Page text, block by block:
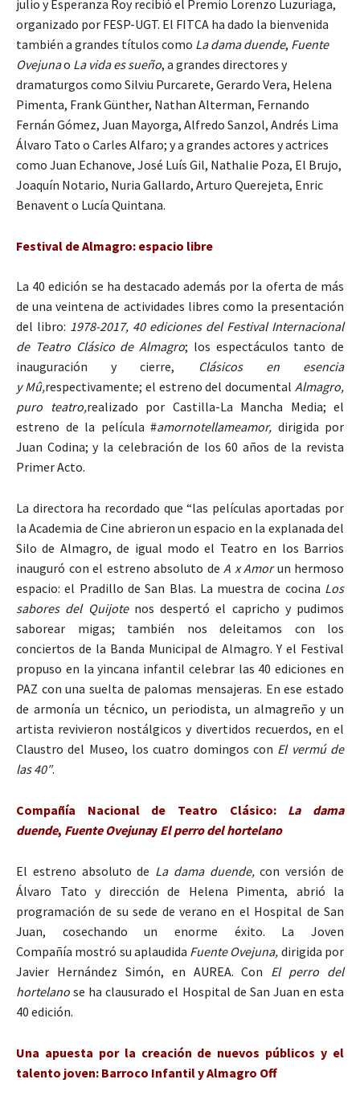
julio y Esperanza Roy recibió el Premio Lorenzo Luzuriaga,
organizado por FESP-UGT. El FITCA ha dado la bienvenida
también a grandes títulos como La dama duende, Fuente
Ovejunao La vida es sueño, a grandes directores y
dramaturgos como Silviu Purcarete, Gerardo Vera, Helena
Pimenta, Frank Günther, Nathan Alterman, Fernando
Fernán Gómez, Juan Mayorga, Alfredo Sanzol, Andrés Lima
Álvaro Tato o Carles Alfaro; y a grandes actores y actrices
como Juan Echanove, José Luís Gil, Nathalie Poza, El Brujo,
Joaquín Notario, Nuria Gallardo, Arturo Querejeta, Enric
Benavent o Lucía Quintana.
Festival de Almagro: espacio libre
La 40 edición se ha destacado además por la oferta de más
de una veintena de actividades libres como la presentación
del libro: 1978-2017, 40 ediciones del Festival Internacional
de Teatro Clásico de Almagro; los espectáculos tanto de
inauguración y cierre,
Clásicos en esencia
y Mû,respectivamente; el estreno del documentalAlmagro,
puro teatro,realizado por Castilla-La Mancha Media; el
estreno de la película #amornotellameamor, dirigida por
Juan Codina; y la celebración de los 60 años de la revista
Primer Acto.
La directora ha recordado que “las películas aportadas por
la Academia de Cine abrieron un espacio en la explanada del
Silo de Almagro, de igual modo el Teatro en los Barrios
inauguró con el estreno absoluto de A x Amorun hermoso
espacio: el Pradillo de San Blas. La muestra de cocina Los
sabores del Quijotenos despertó el capricho y pudimos
saborear migas; también nos deleitamos con los
conciertos de la Banda Municipal de Almagro. Y el Festival
propuso en la yincana infantil celebrar las 40 ediciones en
PAZ con una suelta de palomas mensajeras. En ese estado
de armonía un técnico, un periodista, un almagreño y un
artista revivieron nostálgicos y divertidos recuerdos, en el
Claustro del Museo, los cuatro domingos con El vermú de
las 40″.
Compañía Nacional de Teatro Clásico: La dama
duende, Fuente Ovejunay El perro del hortelano
El estreno absoluto de La dama duende,con versión de
Álvaro Tato y dirección de Helena Pimenta, abrió la
programación de su sede de verano en el Hospital de San
Juan, cosechando un enorme éxito. La Joven
Compañía mostró su aplaudida Fuente Ovejuna, dirigida por
Javier Hernández Simón, en AUREA. Con El perro del
hortelano se ha clausurado el Hospital de San Juan en esta
40 edición.
Una apuesta por la creación de nuevos públicos y el
talento joven: Barroco Infantil y Almagro Off